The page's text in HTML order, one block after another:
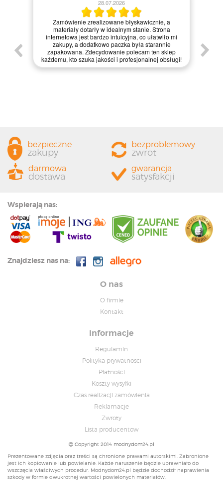
28.07.2026
Zamówienie zrealizowane błyskawicznie, a
materiały dotarły w idealnym stanie. Strona
internetowa jest bardzo intuicyjna, co ułatwiło mi
zakupy, a dodatkowo paczka była starannie
zapakowana. Zdecydowanie polecam ten sklep
każdemu, kto szuka jakości i profesjonalnej obsługi!
bezpieczne
zakupy
bezproblemowy
zwrot
darmowa
dostawa
gwarancja
satysfakcji
Wspierają nas:
Znajdziesz nas na:
O nas
O firmie
Kontakt
Informacje
Regulamin
Polityka prywatnosci
Płatności
Koszty wysyłki
Czas realizacji zamówienia
Reklamacje
Zwroty
Lista producentow
Copyright 2014 modnydom24.pl
Prezentowane zdjęcia oraz treści są chronione prawami autorskimi. Zabronione
jest ich kopiowanie lub powielanie. Każde naruszenie będzie uprawniało do
wszczęcia właściwych procedur. Modnydom24.pl będzie dochodził naprawienia
szkody w formie dwukrotnej wartości powielonych materiałów.